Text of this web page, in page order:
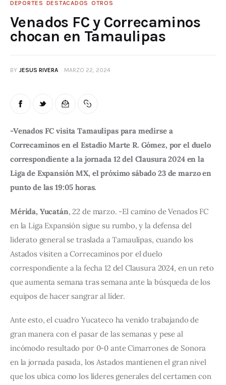
DEPORTES DESTACADOS OTROS
Venados FC y Correcaminos
chocan en Tamaulipas
BY JESUS RIVERA MARZO 22, 2024
-Venados FC visita Tamaulipas para medirse a
Correcaminos en el Estadio Marte R. Gómez, por el duelo
correspondiente a la jornada 12 del Clausura 2024 en la
Liga de Expansión MX, el próximo sábado 23 de marzo en
punto de las 19:05 horas.
Mérida, Yucatán, 22 de marzo. -El camino de Venados FC
en la Liga Expansión sigue su rumbo, y la defensa del
liderato general se traslada a Tamaulipas, cuando los
Astados visiten a Correcaminos por el duelo
correspondiente a la fecha 12 del Clausura 2024, en un reto
que aumenta semana tras semana ante la búsqueda de los
equipos de hacer sangrar al líder.
Ante esto, el cuadro Yucateco ha venido trabajando de
gran manera con el pasar de las semanas y pese al
incómodo resultado por 0-0 ante Cimarrones de Sonora
en la jornada pasada, los Astados mantienen el gran nivel
que los ubica como los líderes generales del certamen con